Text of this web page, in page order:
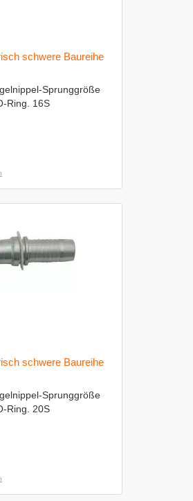
schwere Baureihe
Sprunggröße
Ring. 16S
schwere Baureihe
Sprunggröße
Ring. 20S